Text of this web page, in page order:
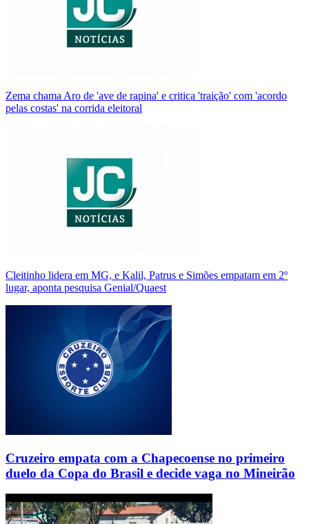
Zema chama Aro de 'ave de rapina' e critica 'traição' com 'acordo
pelas costas' na corrida eleitoral
Cleitinho lidera em MG, e Kalil, Patrus e Simões empatam em 2º
lugar, aponta pesquisa Genial/Quaest
Cruzeiro empata com a Chapecoense no primeiro
duelo da Copa do Brasil e decide vaga no Mineirão